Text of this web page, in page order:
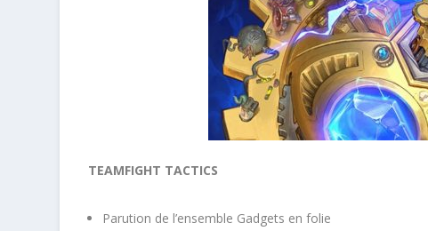
TEAMFIGHT TACTICS
Parution de l’ensemble Gadgets en folie